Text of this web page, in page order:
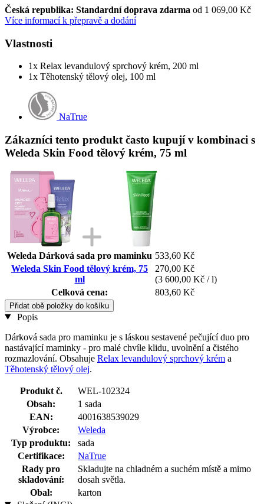
Česká republika: Standardní doprava zdarma od 1 069,00 Kč
Více informací k přepravě a dodání
Vlastnosti
1x Relax levandulový sprchový krém, 200 ml
1x Těhotenský tělový olej, 100 ml
NaTrue
Zákazníci tento produkt často kupují v kombinaci s
Weleda Skin Food tělový krém, 75 ml
Weleda Dárková sada pro maminku 533,60 Kč
Weleda Skin Food tělový krém, 75
ml
270,00 Kč
(3 600,00 Kč / l)
Celková cena:
803,60 Kč
Přidat obě položky do košíku
Popis
Dárková sada pro maminku je s láskou sestavené pečující duo pro
nastávající maminky - pro malé chvíle klidu, uvolnění a čistého
rozmazlování. Obsahuje Relax levandulový sprchový krém a
Těhotenský tělový olej.
Produkt č.
WEL-102324
Obsah:
1 sada
EAN:
4001638539029
Výrobce:
Weleda
Typ produktu:
sada
Certifikace:
NaTrue
Rady pro
skladování:
Skladujte na chladném a suchém místě a mimo
dosah světla.
Obal:
karton